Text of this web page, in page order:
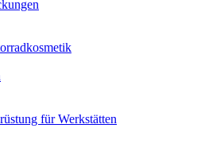
für Werkstätten